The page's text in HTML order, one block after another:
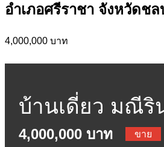
อำเภอศรีราชา จังหวัดชล
4,000,000 บาท
บ้านเดี่ยว มณีริ
ศรีราชา สุขุมวิท
4,000,000 บาท ขาย